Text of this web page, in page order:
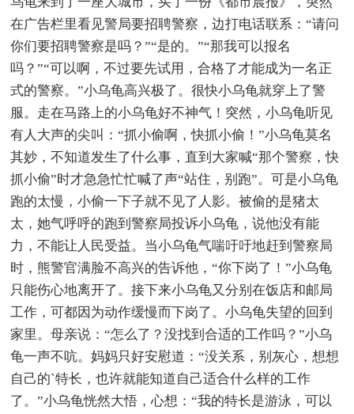
在广告栏里看见警局要招聘警察，边打电话联系：“请问
你们要招聘警察是吗？”“是的。”“那我可以报名
吗？”“可以啊，不过要先试用，合格了才能成为一名正
式的警察。”小乌龟高兴极了。很快小乌龟就穿上了警
服。走在马路上的小乌龟好不神气！突然，小乌龟听见
有人大声的尖叫：“抓小偷啊，快抓小偷！”小乌龟莫名
其妙，不知道发生了什么事，直到大家喊“那个警察，快
抓小偷”时才急急忙忙喊了声“站住，别跑”。可是小乌龟
跑的太慢，小偷一下子就不见了人影。被偷的是猪太
太，她气呼呼的跑到警察局投诉小乌龟，说他没有能
力，不能让人民受益。当小乌龟气喘吁吁地赶到警察局
时，熊警官满脸不高兴的告诉他，“你下岗了！”小乌龟
只能伤心地离开了。接下来小乌龟又分别在饭店和邮局
工作，可都因为动作缓慢而下岗了。小乌龟失望的回到
家里。母亲说：“怎么了？没找到合适的工作吗？”小乌
龟一声不吭。妈妈只好安慰道：“没关系，别灰心，想想
自己的`特长，也许就能知道自己适合什么样的工作
了。”小乌龟恍然大悟，心想：“我的特长是游泳，可以